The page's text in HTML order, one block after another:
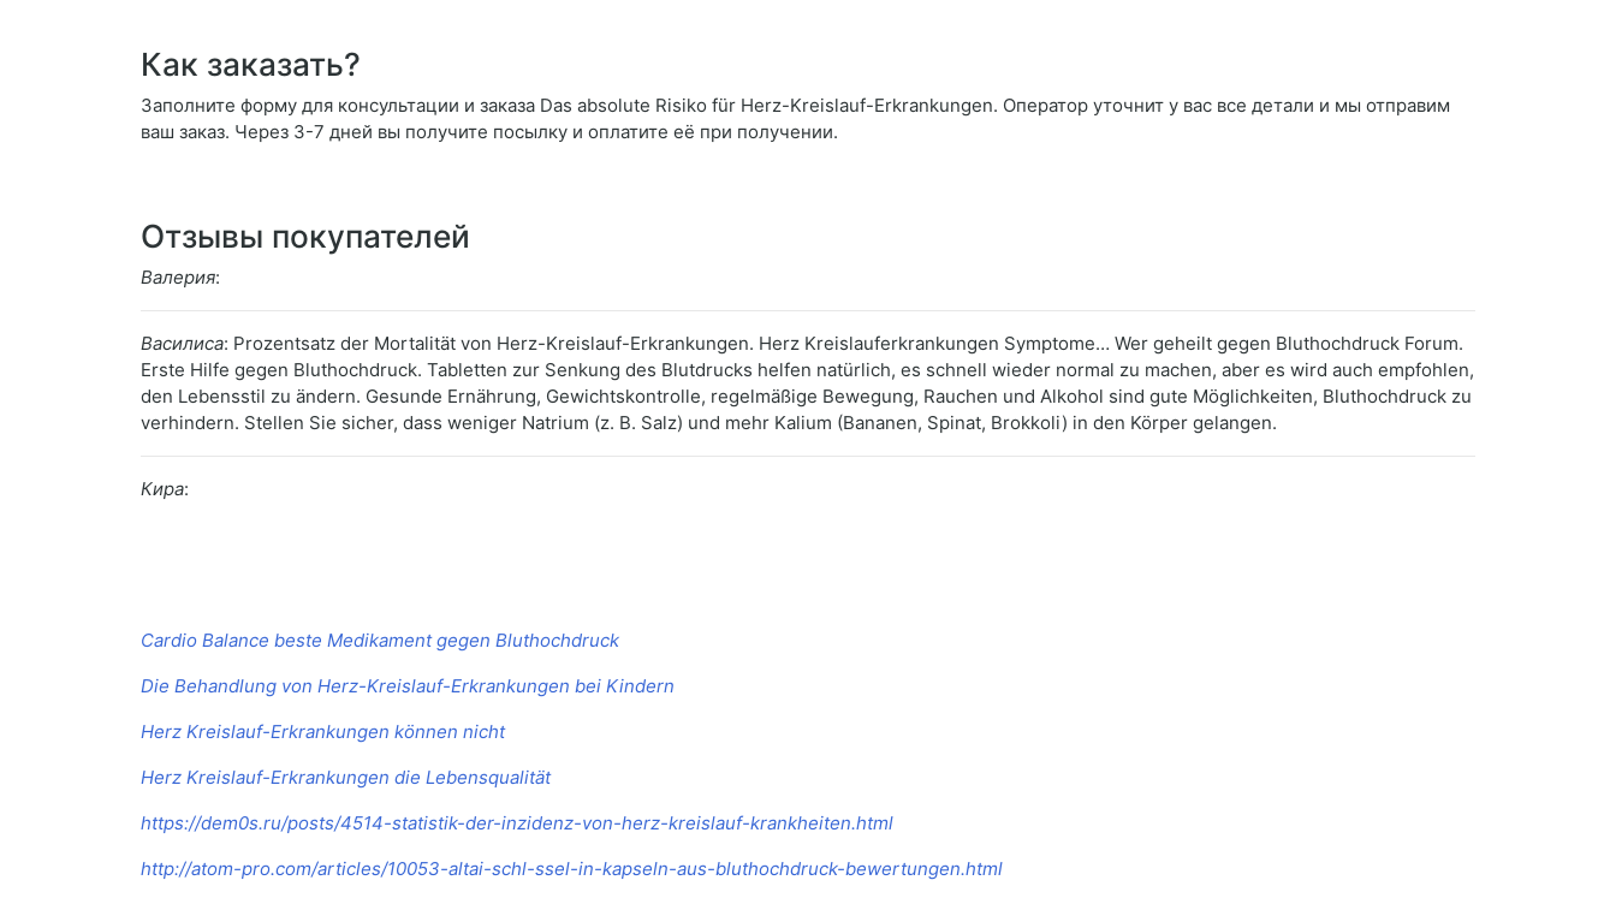
Как заказать?
Заполните форму для консультации и заказа Das absolute Risiko für Herz-Kreislauf-Erkrankungen. Оператор уточнит у вас все детали и мы отправим
ваш заказ. Через 3-7 дней вы получите посылку и оплатите её при получении.
Отзывы покупателей
Валерия:
Василиса: Prozentsatz der Mortalität von Herz-Kreislauf-Erkrankungen. Herz Kreislauferkrankungen Symptome… Wer geheilt gegen Bluthochdruck Forum.
Erste Hilfe gegen Bluthochdruck. Tabletten zur Senkung des Blutdrucks helfen natürlich, es schnell wieder normal zu machen, aber es wird auch empfohlen,
den Lebensstil zu ändern. Gesunde Ernährung, Gewichtskontrolle, regelmäßige Bewegung, Rauchen und Alkohol sind gute Möglichkeiten, Bluthochdruck zu
verhindern. Stellen Sie sicher, dass weniger Natrium (z. B. Salz) und mehr Kalium (Bananen, Spinat, Brokkoli) in den Körper gelangen.
Кира:
Cardio Balance beste Medikament gegen Bluthochdruck
Die Behandlung von Herz-Kreislauf-Erkrankungen bei Kindern
Herz Kreislauf-Erkrankungen können nicht
Herz Kreislauf-Erkrankungen die Lebensqualität
https://dem0s.ru/posts/4514-statistik-der-inzidenz-von-herz-kreislauf-krankheiten.html
http://atom-pro.com/articles/10053-altai-schl-ssel-in-kapseln-aus-bluthochdruck-bewertungen.html